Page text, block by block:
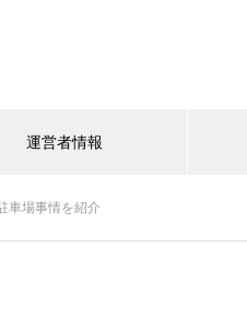
運営者情報
車場事情を紹介